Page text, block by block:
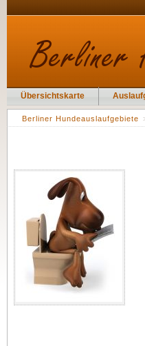
Übersichtskarte
Berliner Hundeauslaufgebiete